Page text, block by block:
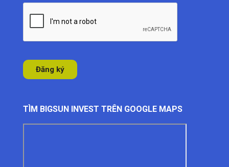
TÌM BIGSUN INVEST TRÊN GOOGLE MAPS